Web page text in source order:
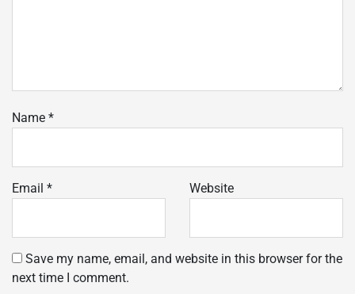
Name *
Email * Website
Save my name, email, and website in this browser for the
next time I comment.